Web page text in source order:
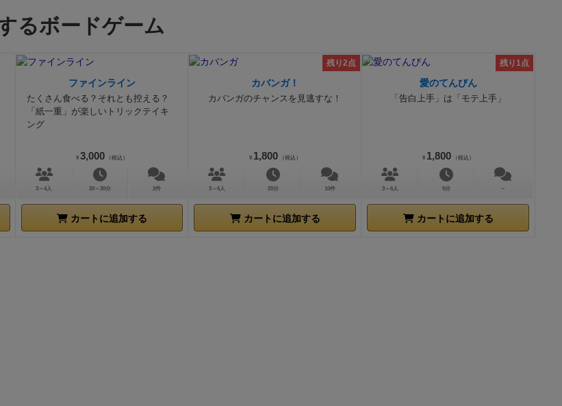
るボードゲーム
ファインライン
たくさん食べる？それとも控える？
「紙一重」が楽しいトリックテイキ
ング
¥ 3,000 （税込）
3～4人 20～30分 2件
カートに追加する
残り2点
カバンガ！
カバンガのチャンスを見逃すな！
¥ 1,800 （税込）
3～6人 20分 10件
カートに追加する
残り1点
愛のてんびん
「告白上手」は「モテ上手」
¥ 1,800 （税込）
3～6人 5分 －
カートに追加する